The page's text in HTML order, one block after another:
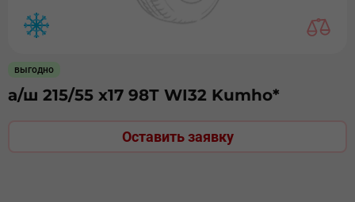
выгодно
а/ш 215/55 х17 98Т WI32 Kumho*
Оставить заявку